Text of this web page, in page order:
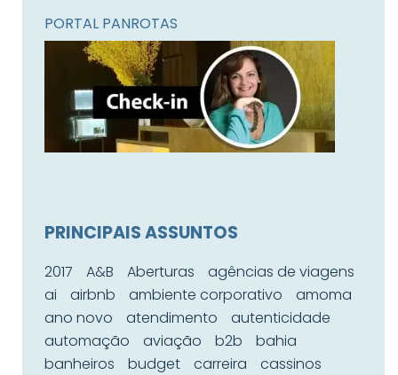
PORTAL PANROTAS
PRINCIPAIS ASSUNTOS
2017 A&B Aberturas
agências de viagens
ai
airbnb ambiente corporativo
amoma
ano novo
atendimento
autenticidade
automação
aviação b2b
bahia
banheiros
budget carreira
cassinos